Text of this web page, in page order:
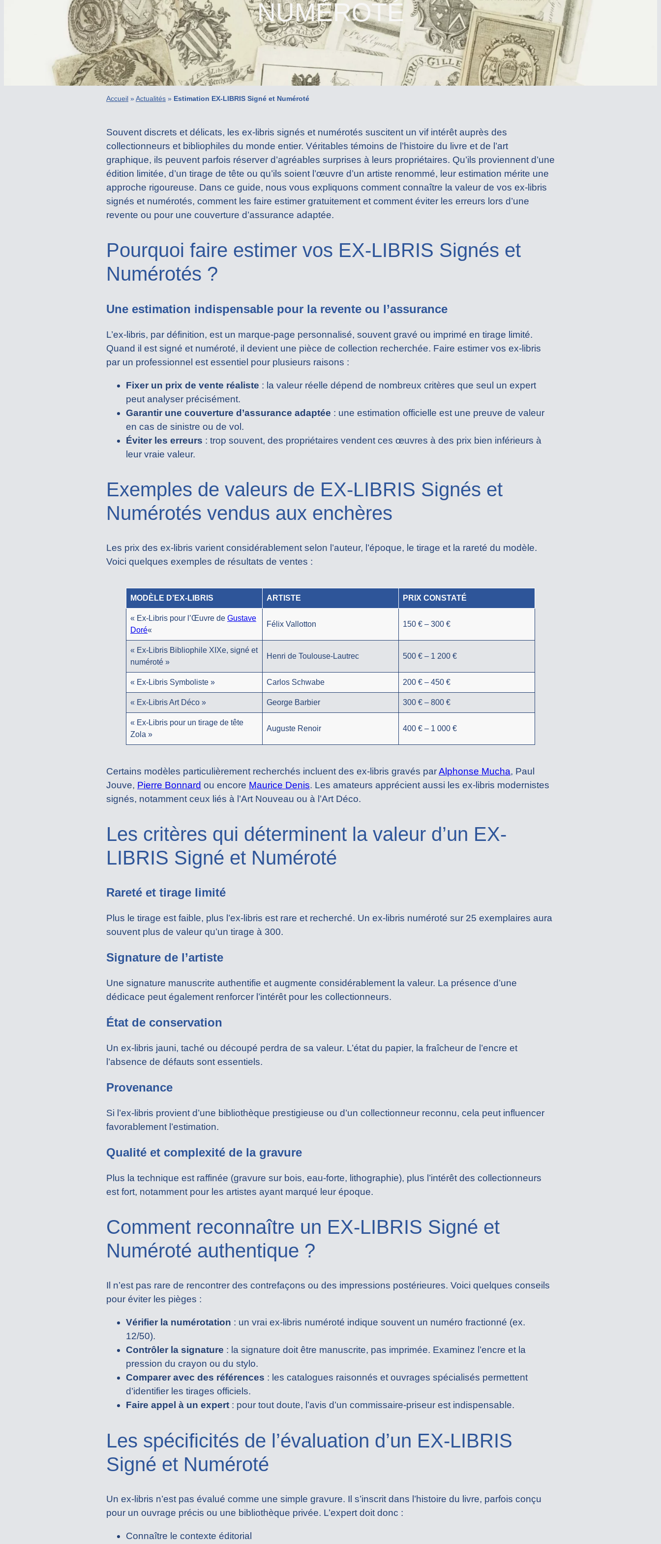
NUMÉROTÉ
Accueil »Actualités » Estimation EX-LIBRIS Signé et Numéroté
Souvent discrets et délicats, les ex-libris signés et numérotés suscitent un vif intérêt auprès des
collectionneurs et bibliophiles du monde entier. Véritables témoins de l’histoire du livre et de l’art
graphique, ils peuvent parfois réserver d’agréables surprises à leurs propriétaires. Qu’ils proviennent d’une
édition limitée, d’un tirage de tête ou qu’ils soient l’œuvre d’un artiste renommé, leur estimation mérite une
approche rigoureuse. Dans ce guide, nous vous expliquons comment connaître la valeur de vos ex-libris
signés et numérotés, comment les faire estimer gratuitement et comment éviter les erreurs lors d’une
revente ou pour une couverture d’assurance adaptée.
Pourquoi faire estimer vos EX-LIBRIS Signés et
Numérotés ?
Une estimation indispensable pour la revente ou l’assurance
L’ex-libris, par définition, est un marque-page personnalisé, souvent gravé ou imprimé en tirage limité.
Quand il est signé et numéroté, il devient une pièce de collection recherchée. Faire estimer vos ex-libris
par un professionnel est essentiel pour plusieurs raisons :
Fixer un prix de vente réaliste : la valeur réelle dépend de nombreux critères que seul un expert
peut analyser précisément.
Garantir une couverture d’assurance adaptée : une estimation officielle est une preuve de valeur
en cas de sinistre ou de vol.
Éviter les erreurs : trop souvent, des propriétaires vendent ces œuvres à des prix bien inférieurs à
leur vraie valeur.
Exemples de valeurs de EX-LIBRIS Signés et
Numérotés vendus aux enchères
Les prix des ex-libris varient considérablement selon l’auteur, l’époque, le tirage et la rareté du modèle.
Voici quelques exemples de résultats de ventes :
MODÈLE D’EX-LIBRIS ARTISTE PRIX CONSTATÉ
« Ex-Libris pour l’Œuvre de Gustave
Doré«
Félix Vallotton 150 € – 300 €
« Ex-Libris Bibliophile XIXe, signé et
numéroté »
Henri de Toulouse-Lautrec 500 € – 1 200 €
« Ex-Libris Symboliste » Carlos Schwabe 200 € – 450 €
« Ex-Libris Art Déco » George Barbier 300 € – 800 €
« Ex-Libris pour un tirage de tête
Zola »
Auguste Renoir 400 € – 1 000 €
Certains modèles particulièrement recherchés incluent des ex-libris gravés parAlphonse Mucha, Paul
Jouve, Pierre Bonnard ou encore Maurice Denis. Les amateurs apprécient aussi les ex-libris modernistes
signés, notamment ceux liés à l’Art Nouveau ou à l’Art Déco.
Les critères qui déterminent la valeur d’un EX-
LIBRIS Signé et Numéroté
Rareté et tirage limité
Plus le tirage est faible, plus l’ex-libris est rare et recherché. Un ex-libris numéroté sur 25 exemplaires aura
souvent plus de valeur qu’un tirage à 300.
Signature de l’artiste
Une signature manuscrite authentifie et augmente considérablement la valeur. La présence d’une
dédicace peut également renforcer l’intérêt pour les collectionneurs.
État de conservation
Un ex-libris jauni, taché ou découpé perdra de sa valeur. L’état du papier, la fraîcheur de l’encre et
l’absence de défauts sont essentiels.
Provenance
Si l’ex-libris provient d’une bibliothèque prestigieuse ou d’un collectionneur reconnu, cela peut influencer
favorablement l’estimation.
Qualité et complexité de la gravure
Plus la technique est raffinée (gravure sur bois, eau-forte, lithographie), plus l’intérêt des collectionneurs
est fort, notamment pour les artistes ayant marqué leur époque.
Comment reconnaître un EX-LIBRIS Signé et
Numéroté authentique ?
Il n’est pas rare de rencontrer des contrefaçons ou des impressions postérieures. Voici quelques conseils
pour éviter les pièges :
Vérifier la numérotation : un vrai ex-libris numéroté indique souvent un numéro fractionné (ex.
12/50).
Contrôler la signature : la signature doit être manuscrite, pas imprimée. Examinez l’encre et la
pression du crayon ou du stylo.
Comparer avec des références : les catalogues raisonnés et ouvrages spécialisés permettent
d’identifier les tirages officiels.
Faire appel à un expert : pour tout doute, l’avis d’un commissaire-priseur est indispensable.
Les spécificités de l’évaluation d’un EX-LIBRIS
Signé et Numéroté
Un ex-libris n’est pas évalué comme une simple gravure. Il s’inscrit dans l’histoire du livre, parfois conçu
pour un ouvrage précis ou une bibliothèque privée. L’expert doit donc :
Connaître le contexte éditorial